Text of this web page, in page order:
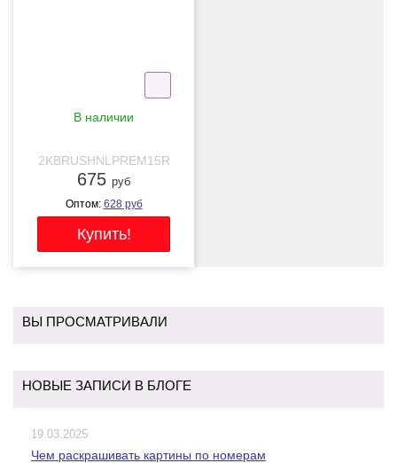
В наличии
2KBRUSHNLPREM15R
675 руб
Оптом: 628 руб
ВЫ ПРОСМАТРИВАЛИ
НОВЫЕ ЗАПИСИ В БЛОГЕ
19.03.2025
Чем раскрашивать картины по номерам